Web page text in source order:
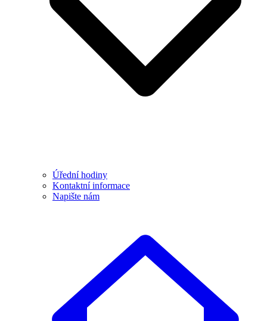
Úřední hodiny
Kontaktní informace
Napište nám